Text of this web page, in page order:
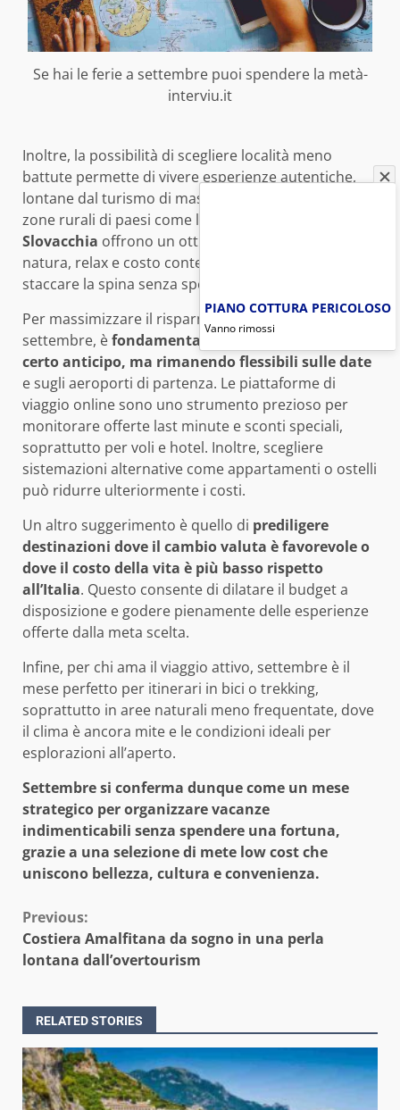
Se hai le ferie a settembre puoi spendere la metà-
interviu.it
Inoltre, la possibilità di scegliere località meno
battute permette di vivere esperienze autentiche,
lontane dal turismo di massa. Le città termali o le
zone rurali di paesi come la
Slovacchia offrono un ottimo compromesso tra
natura, relax e costo contenuto, ideale per chi vuole
staccare la spina senza spendere troppo.
Per massimizzare il risparmio sulle vacanze di
settembre, èfondamentale prenotare con un
certo anticipo, ma rimanendo flessibili sulle date
e sugli aeroporti di partenza. Le piattaforme di
viaggio online sono uno strumento prezioso per
monitorare offerte last minute e sconti speciali,
soprattutto per voli e hotel. Inoltre, scegliere
sistemazioni alternative come appartamenti o ostelli
può ridurre ulteriormente i costi.
Un altro suggerimento è quello di prediligere
destinazioni dove il cambio valuta è favorevole o
dove il costo della vita è più basso rispetto
all’Italia. Questo consente di dilatare il budget a
disposizione e godere pienamente delle esperienze
offerte dalla meta scelta.
Infine, per chi ama il viaggio attivo, settembre è il
mese perfetto per itinerari in bici o trekking,
soprattutto in aree naturali meno frequentate, dove
il clima è ancora mite e le condizioni ideali per
esplorazioni all’aperto.
Settembre si conferma dunque come un mese
strategico per organizzare vacanze
indimenticabili senza spendere una fortuna,
grazie a una selezione di mete low cost che
uniscono bellezza, cultura e convenienza.
Continue
Reading
Previous:
Costiera Amalfitana da sogno in una perla
lontana dall’overtourism
RELATED STORIES
PIANO COTTURA PERICOLOSO
Vanno rimossi